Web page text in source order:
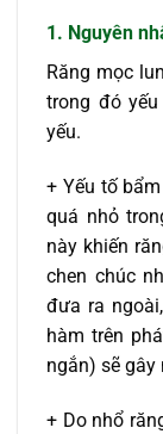
1. Nguyên
Răng mọc
trong đó
yếu.
+ Yếu tố
quá nhỏ
này khiến
chen chúc
đưa ra
hàm trên
ngắn) sẽ
+ Do nhổ